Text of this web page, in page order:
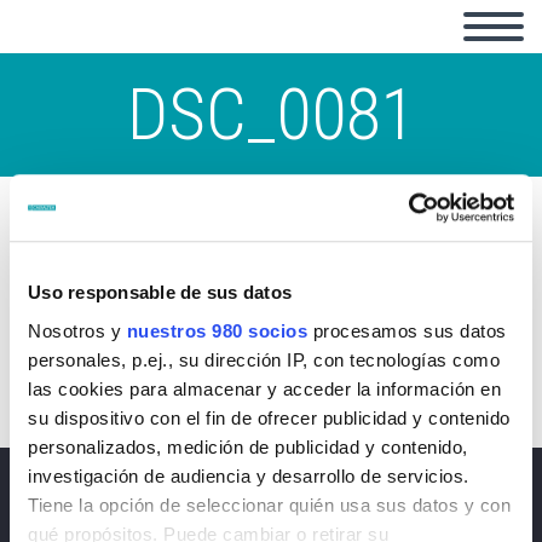
Uso responsable de sus datos
Nosotros y nuestros 980 socios procesamos sus datos
personales, p.ej., su dirección IP, con tecnologías como
las cookies para almacenar y acceder la información en
su dispositivo con el fin de ofrecer publicidad y contenido
personalizados, medición de publicidad y contenido,
investigación de audiencia y desarrollo de servicios.
Tiene la opción de seleccionar quién usa sus datos y con
qué propósitos. Puede cambiar o retirar su
DSC_0081
Noticias